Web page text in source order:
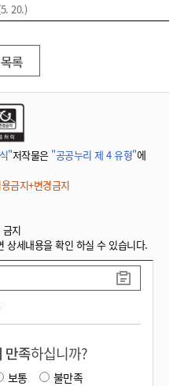
20.)
목록
"저작물은 "공공누리 제 4 유형"에
금지+변경금지
지
상세내용을 확인 하실 수 있습니다.
만족하십니까?
보통
불만족